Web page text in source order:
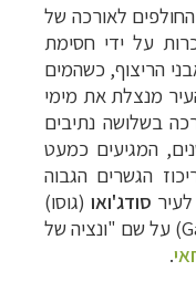
החולפים לאורכה של
על ידי חסימת
הריצוף, כשהמים
מנצלת את מימי
בשלושה נתיבים
המגיעים כמעט
הגשרים הגבוה
סודג'ואו (גוסו)
(GaoYuan Gusu) על שם "ונציה של
.